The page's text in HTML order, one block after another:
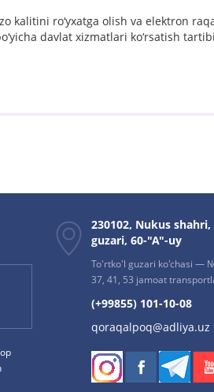
kalitini ro‘yxatga olish va elektron
davlat xizmatlari ko‘rsatish tartibi
230102, Nukus
guzari, 60-"A"-uy
To'rtko'l guzari ko'chasi —
37, 41, 53 jamoat
(+99855) 101-10-08
qoraqalpoq@adliya.uz